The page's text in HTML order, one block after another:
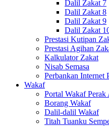
Dalil Zakat 7
Dalil Zakat 8
Dalil Zakat 9
Dalil Zakat
Prestasi Kutipan
Prestasi Agihan
Kalkulator Zakat
Nisab Semasa
Perbankan Internet
Wakaf
Portal Wakaf Perak
Borang Wakaf
Dalil-dalil Wakaf
Titah Tuanku